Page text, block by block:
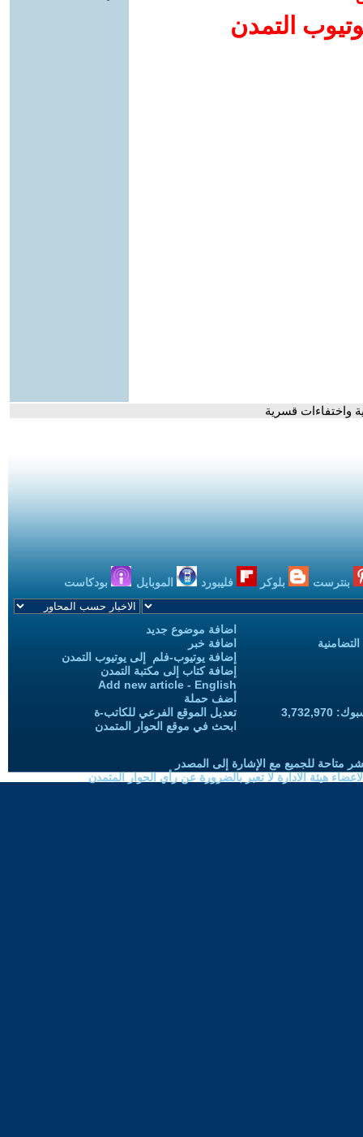
التمدن
قسرية
بنترست بلوكر فليبورد الموبايل بودكاست
اضافة موضوع جديد
اضافة خبر
إضافة يوتيوب-فلم إلى يوتيوب التمدن
إضافة كتاب إلى مكتبة التمدن
Add new article - English
أضف حملة
تعديل الموقع الفرعي للكاتب-ة
ابحث في موقع الحوار المتمدن
متاحة للجميع مع الإشارة إلى المصدر
هيئة الادارة لا تعبر بالضرورة عن رأي الحوار المتمدن